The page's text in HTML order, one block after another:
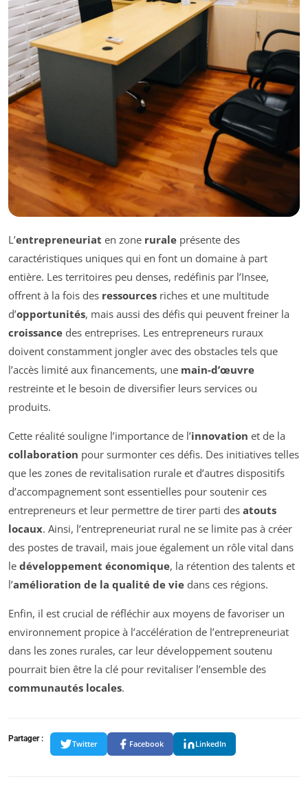
L’entrepreneuriat en zone rurale présente des
caractéristiques uniques qui en font un domaine à part
entière. Les territoires peu denses, redéfinis par l’Insee,
offrent à la fois des ressources riches et une multitude
d’opportunités, mais aussi des défis qui peuvent freiner la
croissance des entreprises. Les entrepreneurs ruraux
doivent constamment jongler avec des obstacles tels que
l’accès limité aux financements, une main-d’œuvre
restreinte et le besoin de diversifier leurs services ou
produits.
Cette réalité souligne l’importance de l’innovation et de la
collaboration pour surmonter ces défis. Des initiatives telles
que les zones de revitalisation rurale et d’autres dispositifs
d’accompagnement sont essentielles pour soutenir ces
entrepreneurs et leur permettre de tirer parti des atouts
locaux. Ainsi, l’entrepreneuriat rural ne se limite pas à créer
des postes de travail, mais joue également un rôle vital dans
le développement économique, la rétention des talents et
l’amélioration de la qualité de vie dans ces régions.
Enfin, il est crucial de réfléchir aux moyens de favoriser un
environnement propice à l’accélération de l’entrepreneuriat
dans les zones rurales, car leur développement soutenu
pourrait bien être la clé pour revitaliser l’ensemble des
communautés locales.
Partager :
Twitter Facebook LinkedIn